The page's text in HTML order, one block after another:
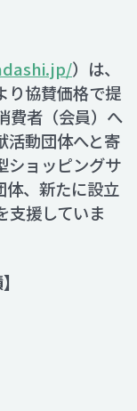
）は、
り協賛価格で提
費者（会員）へ
活動団体へと寄
ショッピングサ
体、新たに設立
支援していま